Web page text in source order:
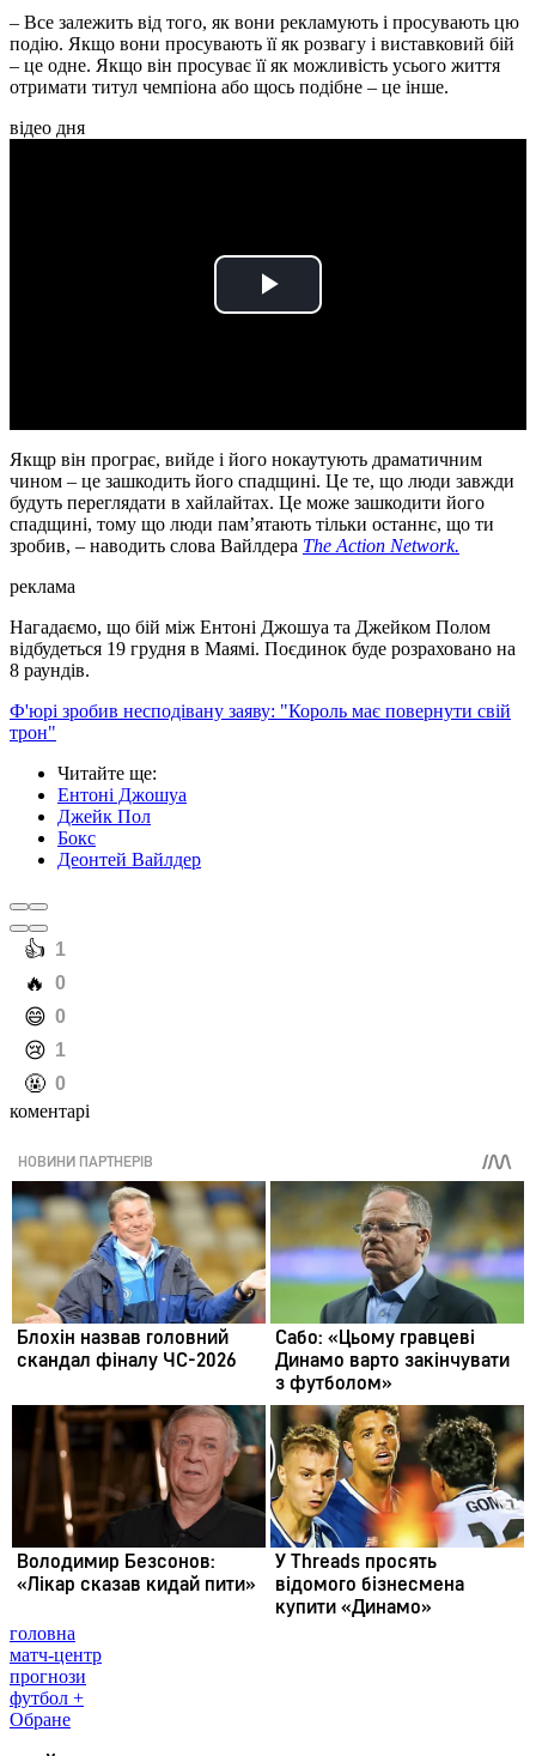
– Все залежить від того, як вони рекламують і просувають цю
подію. Якщо вони просувають її як розвагу і виставковий бій
– це одне. Якщо він просуває її як можливість усього життя
отримати титул чемпіона або щось подібне – це інше.
відео дня
Play
Якщр він програє, вийде і його нокаутують драматичним
чином – це зашкодить його спадщині. Це те, що люди завжди
будуть переглядати в хайлайтах. Це може зашкодити його
спадщині, тому що люди пам’ятають тільки останнє, що ти
зробив, – наводить слова Вайлдера The Action Network.
реклама
Нагадаємо, що бій між Ентоні Джошуа та Джейком Полом
відбудеться 19 грудня в Маямі. Поєдинок буде розраховано на
8 раундів.
Ф'юрі зробив несподівану заяву: "Король має повернути свій
трон"
Читайте ще:
Ентоні Джошуа
Джейк Пол
Бокс
Деонтей Вайлдер
️👍 1
️🔥 0
️😄 0
️😢 1
️🤬 0
коментарі
головна
матч-центр
прогнози
футбол +
Обране